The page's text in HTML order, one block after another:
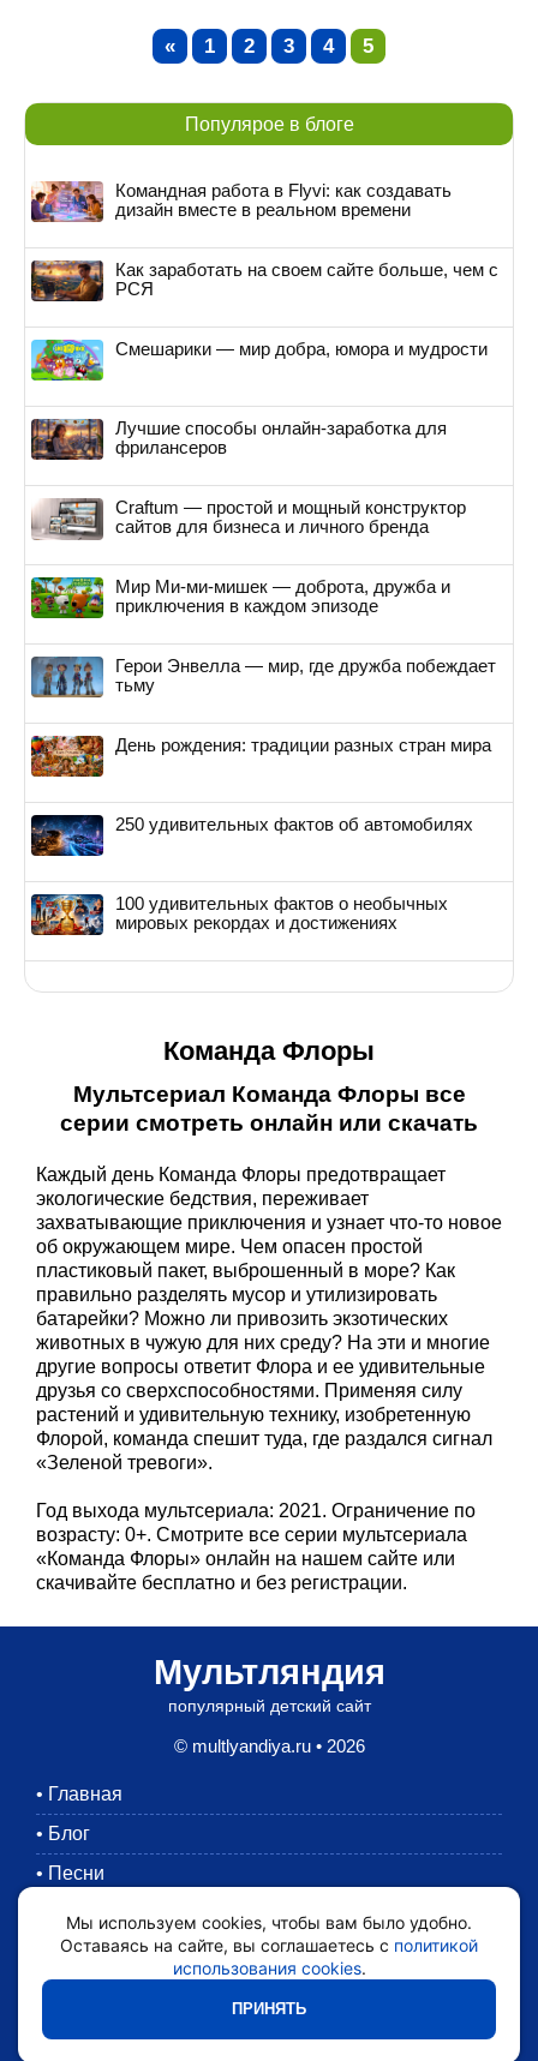
« 1 2 3 4 5
Популярое в блоге
Командная работа в Flyvi: как создавать
дизайн вместе в реальном времени
Как заработать на своем сайте больше, чем с
РСЯ
Смешарики — мир добра, юмора и мудрости
Лучшие способы онлайн-заработка для
фрилансеров
Craftum — простой и мощный конструктор
сайтов для бизнеса и личного бренда
Мир Ми-ми-мишек — доброта, дружба и
приключения в каждом эпизоде
Герои Энвелла — мир, где дружба побеждает
тьму
День рождения: традиции разных стран мира
250 удивительных фактов об автомобилях
100 удивительных фактов о необычных
мировых рекордах и достижениях
Команда Флоры
Мультсериал Команда Флоры все
серии смотреть онлайн или скачать
Каждый день Команда Флоры предотвращает
экологические бедствия, переживает
захватывающие приключения и узнает что-то новое
об окружающем мире. Чем опасен простой
пластиковый пакет, выброшенный в море? Как
правильно разделять мусор и утилизировать
батарейки? Можно ли привозить экзотических
животных в чужую для них среду? На эти и многие
другие вопросы ответит Флора и ее удивительные
друзья со сверхспособностями. Применяя силу
растений и удивительную технику, изобретенную
Флорой, команда спешит туда, где раздался сигнал
«Зеленой тревоги».
Год выхода мультсериала: 2021. Ограничение по
возрасту: 0+. Смотрите все серии мультсериала
«Команда Флоры» онлайн на нашем сайте или
скачивайте бесплатно и без регистрации.
Мультляндия
популярный детский сайт
© multlyandiya.ru • 2026
• Главная
• Блог
• Песни
Раскраски
Картинки
•
•
Мы используем cookies, чтобы вам было удобно.
Оставаясь на сайте, вы соглашаетесь с политикой
использования cookies.
ПРИНЯТЬ